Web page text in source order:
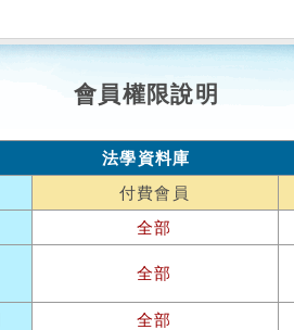
會員權限說明
法學資料庫
付費會員
全部
全部
全部